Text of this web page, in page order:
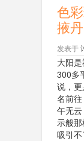
色
掖
发表于
大阳
300多
说，
名前
午无
示般
吸引不